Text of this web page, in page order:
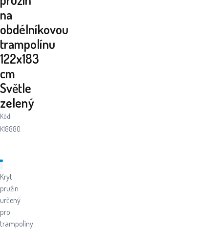
na
obdélníkovou
trampolínu
122x183
cm
Světle
zelený
Kód:
K18880
Kryt
pružin
určený
pro
trampolíny